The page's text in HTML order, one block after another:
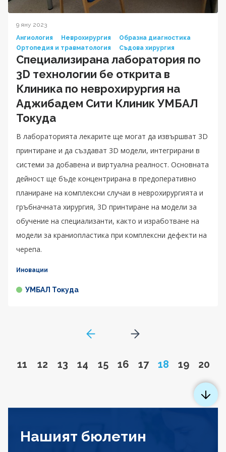
9 яну 2023
Ангиология
Неврохирургия
Образна диагностика
Ортопедия и травматология
Съдова хирургия
Специализирана лаборатория по
3D технологии бе открита в
Клиника по неврохирургия на
Аджибадем Сити Клиник УМБАЛ
Токуда
В лабораторията лекарите ще могат да извършват 3D
принтиране и да създават 3D модели, интегрирани в
системи за добавена и виртуална реалност. Основната
дейност ще бъде концентрирана в предоперативно
планиране на комплексни случаи в неврохирургията и
гръбначната хирургия, 3D принтиране на модели за
обучение на специализанти, както и изработване на
модели за краниопластика при комплексни дефекти на
черепа.
Иновации
УМБАЛ Токуда
GoToPreviousPage
Go to page
11 Go to page
12 Go to page
13 Go to page
14 Go to page
15 Go to page
16 Go to page
17 Page
18 Go to
19 Go
20
Go to next page
Нашият бюлетин